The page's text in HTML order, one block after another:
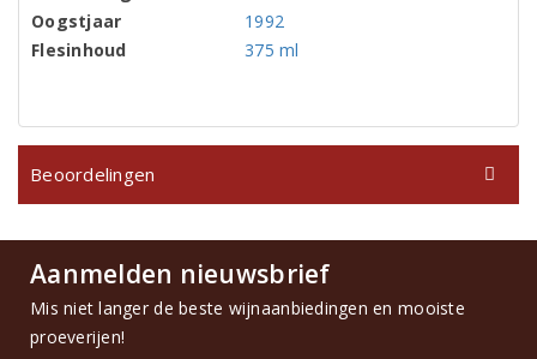
Oogstjaar
1992
Flesinhoud
375 ml
Beoordelingen
Aanmelden nieuwsbrief
Mis niet langer de beste wijnaanbiedingen en mooiste
proeverijen!